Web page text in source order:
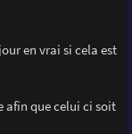
en vrai si cela est
afin que celui ci soit